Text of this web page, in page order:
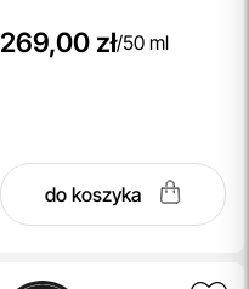
269,00 zł/50 ml
do koszyka